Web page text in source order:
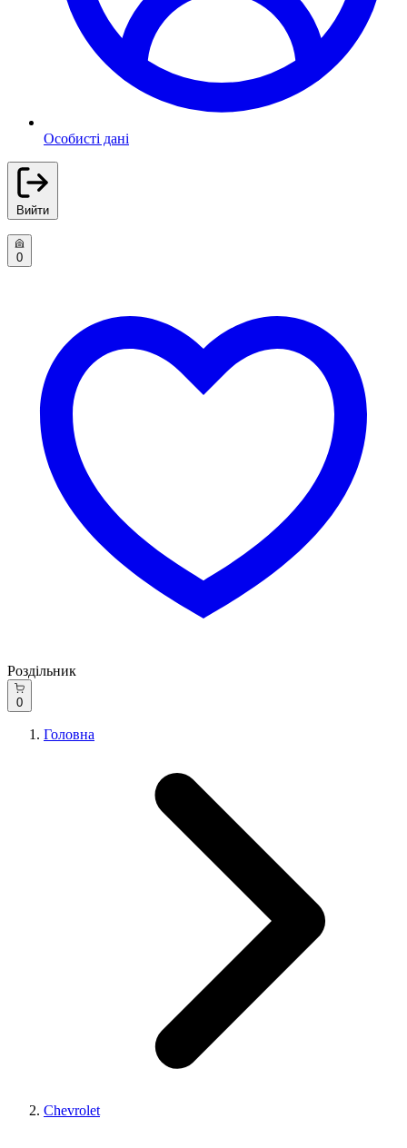
Особисті дані
Вийти
0
Роздільник
0
Головна
Chevrolet